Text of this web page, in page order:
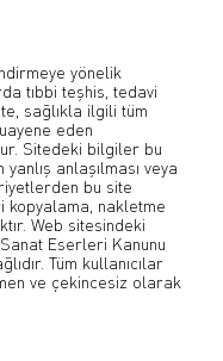
yönelik
tıbbi teşhis, tedavi
sağlıkla ilgili tüm
eden
Sitedeki bilgiler bu
anlaşılması veya
bu site
kopyalama, nakletme
Web sitesindeki
Sanat Eserleri Kanunu
Tüm kullanıcılar
ve çekincesiz olarak